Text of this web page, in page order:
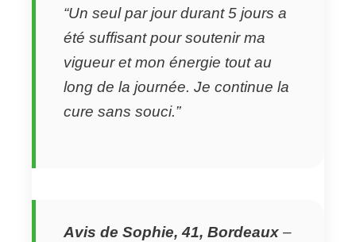
“Un seul par jour durant 5 jours a
été suffisant pour soutenir ma
vigueur et mon énergie tout au
long de la journée. Je continue la
cure sans souci.”
Avis de Sophie, 41, Bordeaux –